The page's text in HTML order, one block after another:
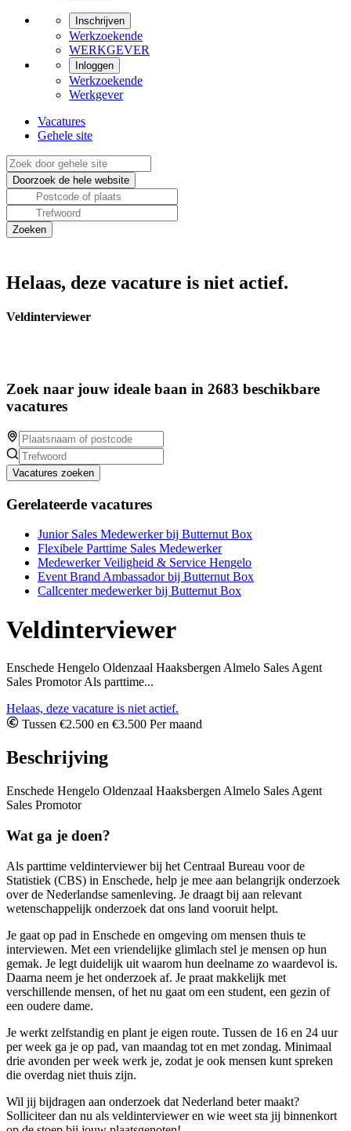
Inschrijven
Werkzoekende
WERKGEVER
Inloggen
Werkzoekende
Werkgever
Vacatures
Gehele site
Helaas, deze vacature is niet actief.
Veldinterviewer
Zoek naar jouw ideale baan in 2683 beschikbare
vacatures
Vacatures zoeken
Gerelateerde vacatures
Junior Sales Medewerker bij Butternut Box
Flexibele Parttime Sales Medewerker
Medewerker Veiligheid & Service Hengelo
Event Brand Ambassador bij Butternut Box
Callcenter medewerker bij Butternut Box
Veldinterviewer
Enschede Hengelo Oldenzaal Haaksbergen Almelo Sales Agent
Sales Promotor Als parttime...
Helaas, deze vacature is niet actief.
Tussen €2.500 en €3.500 Per maand
Beschrijving
Enschede Hengelo Oldenzaal Haaksbergen Almelo Sales Agent
Sales Promotor
Wat ga je doen?
Als parttime veldinterviewer bij het Centraal Bureau voor de
Statistiek (CBS) in Enschede, help je mee aan belangrijk onderzoek
over de Nederlandse samenleving. Je draagt bij aan relevant
wetenschappelijk onderzoek dat ons land vooruit helpt.
Je gaat op pad in Enschede en omgeving om mensen thuis te
interviewen. Met een vriendelijke glimlach stel je mensen op hun
gemak. Je legt duidelijk uit waarom hun deelname zo waardevol is.
Daarna neem je het onderzoek af. Je praat makkelijk met
verschillende mensen, of het nu gaat om een student, een gezin of
een oudere dame.
Je werkt zelfstandig en plant je eigen route. Tussen de 16 en 24 uur
per week ga je op pad, van maandag tot en met zondag. Minimaal
drie avonden per week werk je, zodat je ook mensen kunt spreken
die overdag niet thuis zijn.
Wil jij bijdragen aan onderzoek dat Nederland beter maakt?
Solliciteer dan nu als veldinterviewer en wie weet sta jij binnenkort